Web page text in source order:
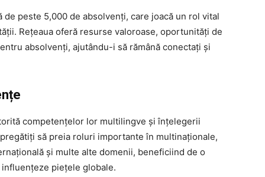
de peste 5,000 de absolvenţi, care joacă un rol vital
Rețeaua oferă resurse valoroase, oportunități de
absolvenți, ajutându-i să rămână conectați și
competențelor lor multilingve și înțelegerii
să preia roluri importante în multinaționale,
și multe alte domenii, beneficiind de o
piețele globale.